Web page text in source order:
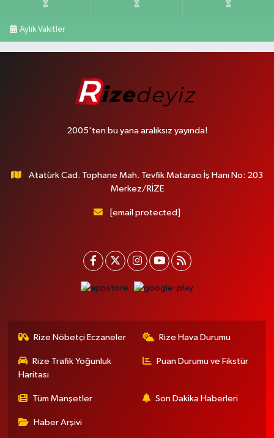
Aylık Vakitler
2005'ten bu yana aralıksız yayında!
Atatürk Cad. Tophane Mah. Tevfik Mataracı İş Hanı No: 203
Merkez/RİZE
[email protected]
Rize Nöbetçi Eczaneler Rize Hava Durumu
Rize Trafik Yoğunluk
Haritası
Puan Durumu ve Fikstür
Tüm Manşetler Son Dakika Haberleri
Haber Arşivi